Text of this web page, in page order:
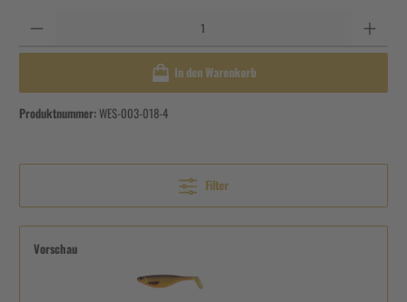
In den Warenkorb
Produktnummer:WES-003-018-4
Filter
Vorschau